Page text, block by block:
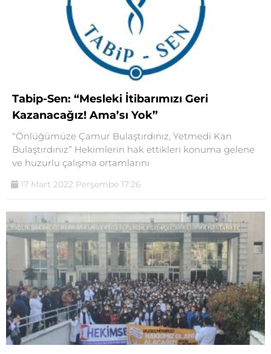
Tabip-Sen: “Mesleki İtibarımızı Geri
Kazanacağız! Ama’sı Yok”
“Önlüğümüze Çamur Bulaştırdınız, Yetmedi Kan
Bulaştırdınız” Hekimlerin hak ettikleri konuma gelene
ve huzurlu çalışma ortamlarını
17 Mart 2022 Perşembe 17:26